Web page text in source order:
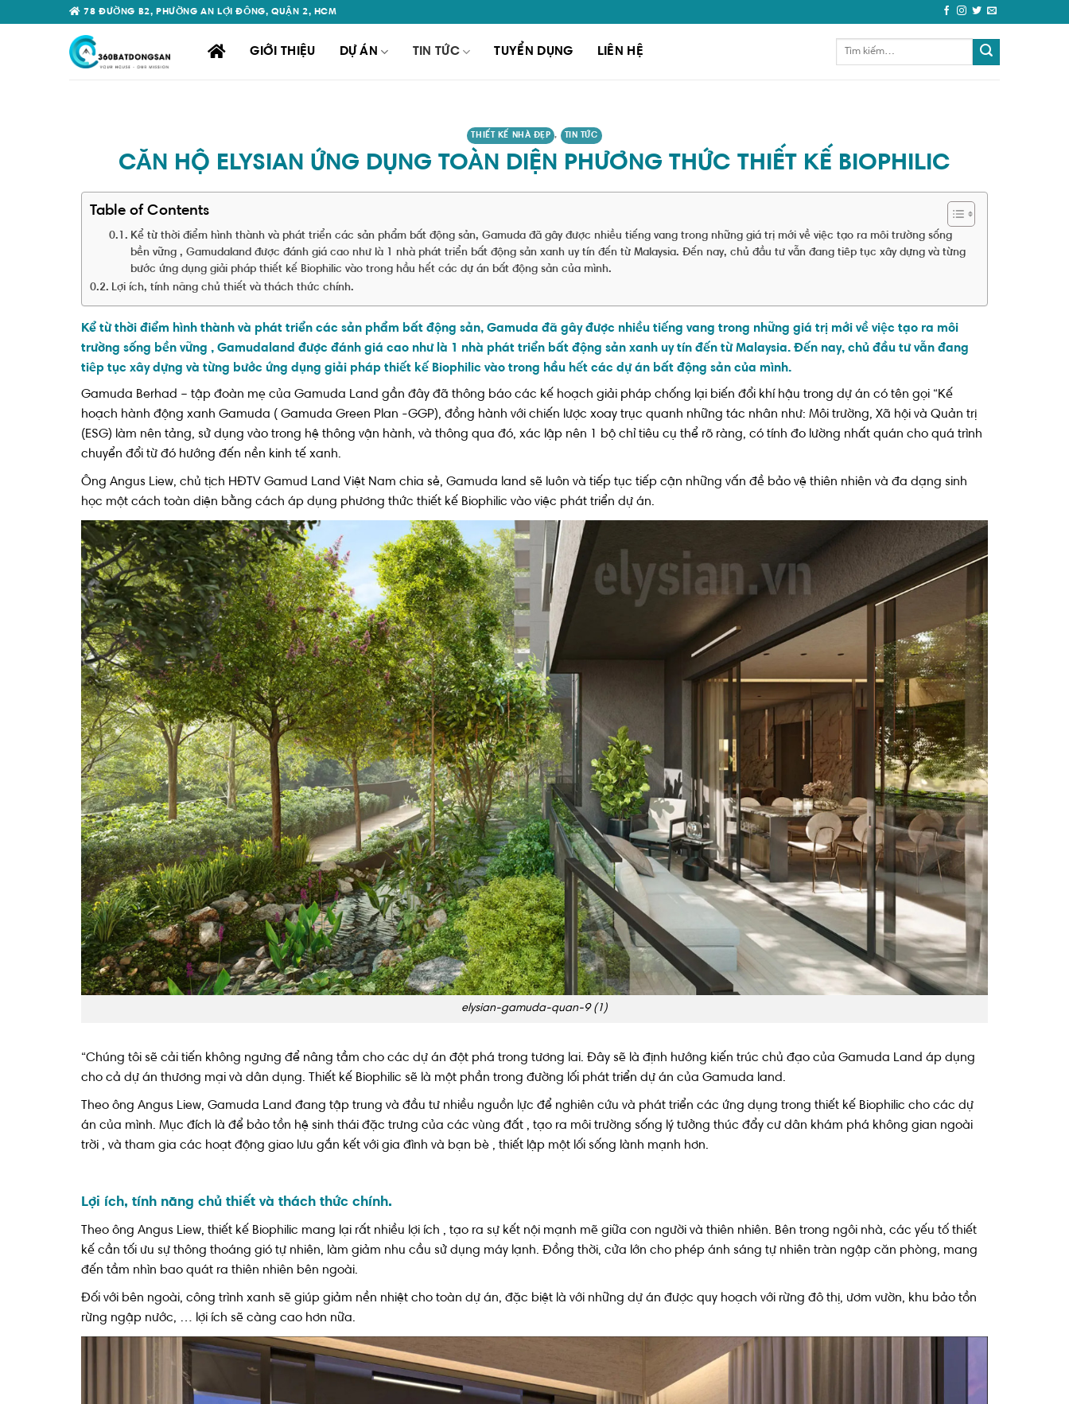
78 ĐƯỜNG B2, PHƯỜNG AN LỢI ĐÔNG, QUẬN 2, HCM
GIỚI THIỆU DỰ ÁN TIN TỨC TUYỂN DỤNG LIÊN HỆ
THIẾT KẾ NHÀ ĐẸP , TIN TỨC
CĂN HỘ ELYSIAN ỨNG DỤNG TOÀN DIỆN PHƯƠNG THỨC THIẾT KẾ BIOPHILIC
Table of Contents
Kể từ thời điểm hình thành và phát triển các sản phẩm bất động sản, Gamuda đã gây được nhiều tiếng vang trong những giá trị mới về việc tạo ra môi trường sống
bền vững , Gamudaland được đánh giá cao như là 1 nhà phát triển bất động sản xanh uy tín đến từ Malaysia. Đến nay, chủ đầu tư vẫn đang tiêp tục xây dựng và từng
bước ứng dụng giải pháp thiết kế Biophilic vào trong hầu hết các dự án bất động sản của mình.
Lợi ích, tính năng chủ thiết và thách thức chính.
Kể từ thời điểm hình thành và phát triển các sản phẩm bất động sản, Gamuda đã gây được nhiều tiếng vang trong những giá trị mới về việc tạo ra môi
trường sống bền vững , Gamudaland được đánh giá cao như là 1 nhà phát triển bất động sản xanh uy tín đến từ Malaysia. Đến nay, chủ đầu tư vẫn đang
tiêp tục xây dựng và từng bước ứng dụng giải pháp thiết kế Biophilic vào trong hầu hết các dự án bất động sản của mình.
Gamuda Berhad – tập đoàn mẹ của Gamuda Land gần đây đã thông báo các kế hoạch giải pháp chống lại biến đổi khí hậu trong dự án có tên gọi “Kế
hoạch hành động xanh Gamuda ( Gamuda Green Plan -GGP), đồng hành với chiến lược xoay trục quanh những tác nhân như: Môi trường, Xã hội và Quản trị
(ESG) làm nên tảng, sử dụng vào trong hệ thông vận hành, và thông qua đó, xác lập nên 1 bộ chỉ tiêu cụ thể rõ ràng, có tính đo lường nhất quán cho quá trình
chuyển đổi từ đó hướng đến nền kinh tế xanh.
Ông Angus Liew, chủ tịch HĐTV Gamud Land Việt Nam chia sẻ, Gamuda land sẽ luôn và tiếp tục tiếp cận những vấn đề bảo vệ thiên nhiên và đa dạng sinh
học một cách toàn diện bằng cách áp dụng phương thức thiết kế Biophilic vào việc phát triển dự án.
elysian-gamuda-quan-9 (1)
“Chúng tôi sẽ cải tiến không ngưng để nâng tầm cho các dự án đột phá trong tương lai. Đây sẽ là định hướng kiến trúc chủ đạo của Gamuda Land áp dụng
cho cả dự án thương mại và dân dụng. Thiết kế Biophilic sẽ là một phần trong đường lối phát triển dự án của Gamuda land.
Theo ông Angus Liew, Gamuda Land đang tập trung và đầu tư nhiều nguồn lực để nghiên cứu và phát triển các ứng dụng trong thiết kế Biophilic cho các dự
án của mình. Mục đích là để bảo tồn hệ sinh thái đặc trưng của các vùng đất , tạo ra môi trường sống lý tưởng thúc đẩy cư dân khám phá không gian ngoài
trời , và tham gia các hoạt động giao lưu gắn kết với gia đình và bạn bè , thiết lập một lối sống lành mạnh hơn.
Lợi ích, tính năng chủ thiết và thách thức chính.
Theo ông Angus Liew, thiết kế Biophilic mang lại rất nhiều lợi ích , tạo ra sự kết nội mạnh mẽ giữa con người và thiên nhiên. Bên trong ngôi nhà, các yếu tố thiết
kế cần tối ưu sự thông thoáng gió tự nhiên, làm giảm nhu cầu sử dụng máy lạnh. Đồng thời, cửa lớn cho phép ánh sáng tự nhiên tràn ngập căn phòng, mang
đến tầm nhìn bao quát ra thiên nhiên bên ngoài.
Đối với bên ngoài, công trình xanh sẽ giúp giảm nền nhiệt cho toàn dự án, đặc biệt là với những dự án được quy hoạch với rừng đô thị, ươm vườn, khu bảo tồn
rừng ngập nước, … lợi ích sẽ càng cao hơn nữa.